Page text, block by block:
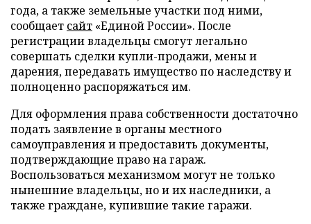
года, а также земельные участки под ними,
сообщает сайт «Единой России». После
регистрации владельцы смогут легально
совершать сделки купли-продажи, мены и
дарения, передавать имущество по наследству и
полноценно распоряжаться им.
Для оформления права собственности достаточно
подать заявление в органы местного
самоуправления и предоставить документы,
подтверждающие право на гараж.
Воспользоваться механизмом могут не только
нынешние владельцы, но и их наследники, а
также граждане, купившие такие гаражи.